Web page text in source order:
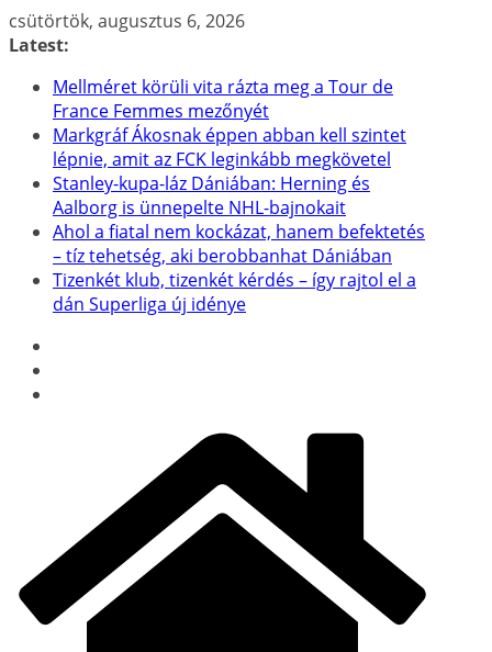
Skip
to
csütörtök, augusztus 6, 2026
Latest:
Mellméret körüli vita rázta meg a Tour de
France Femmes mezőnyét
Markgráf Ákosnak éppen abban kell szintet
lépnie, amit az FCK leginkább megkövetel
Stanley-kupa-láz Dániában: Herning és
Aalborg is ünnepelte NHL-bajnokait
Ahol a fiatal nem kockázat, hanem befektetés
– tíz tehetség, aki berobbanhat Dániában
Tizenkét klub, tizenkét kérdés – így rajtol el a
dán Superliga új idénye